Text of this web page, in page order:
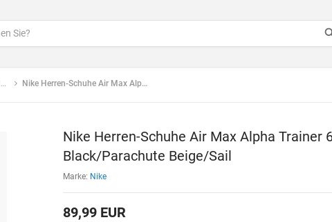
Nike Herren-Schuhe Air Max Alpha Trainer 6 Crosstrainer, Black/Parachute Beige/Sail
Nike Herren-Schuhe Air Max Alpha Trainer
Black/Parachute Beige/Sail
Marke: Nike
89,99 EUR